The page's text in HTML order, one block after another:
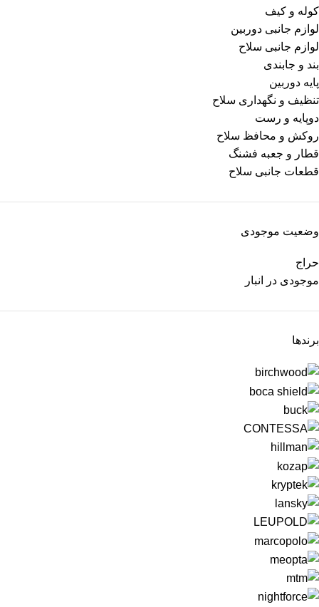
کوله و کیف
لوازم جانبی دوربین
لوازم جانبی سلاح
بند و جابندی
پایه دوربین
تنظیف و نگهداری سلاح
دوپایه و رست
روکش و محافظ سلاح
قطار و جعبه فشنگ
قطعات جانبی سلاح
وضعیت موجودی
حراج
موجودی در انبار
برندها